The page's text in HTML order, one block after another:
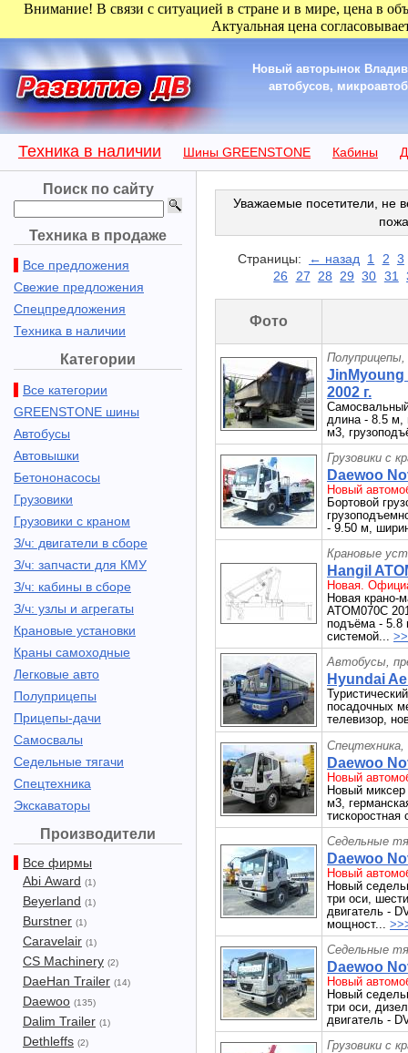
Внимание! В связи с ситуацией в стране и в мире, цена в
Актуальная цена
Новый авторынок
автобусов,
Техника в наличии Шины GREENSTONE Кабины
Поиск по сайту
Техника в продаже
Все предложения
Свежие предложения
Спецпредложения
Техника в наличии
Категории
Все категории
GREENSTONE шины
Автобусы
Автовышки
Бетононасосы
Грузовики
Грузовики с краном
З/ч: двигатели в сборе
З/ч: запчасти для КМУ
З/ч: кабины в сборе
З/ч: узлы и агрегаты
Крановые установки
Краны самоходные
Легковые авто
Полуприцепы
Прицепы-дачи
Самосвалы
Седельные тягачи
Спецтехника
Экскаваторы
Производители
Все фирмы
Abi Award (1)
Beyerland (1)
Burstner (1)
Caravelair (1)
CS Machinery (2)
DaeHan Trailer (14)
Daewoo (135)
Dalim Trailer (1)
Dethleffs (2)
Уважаемые посетители, не
Страницы: ← назад 1 2 3
26
27 28 29 30 31
Фото
JinMyoung
2002 г.
длина - 8.5 м,
м3,
Грузовики с
Daewoo
Новый
Бортовой
- 9.50 м,
Крановые
Hangil
Новая.
Новая крано-
ATOM070C
подъёма - 5.8
системой...
Автобусы,
Hyundai
посадочных
телевизор,
Daewoo
Новый
Новый миксер
м3,
Седельные
Daewoo
Новый
Новый
три оси,
двигатель -
мощност...
Седельные
Daewoo
Новый
Новый
три оси,
двигатель -
Грузовики с